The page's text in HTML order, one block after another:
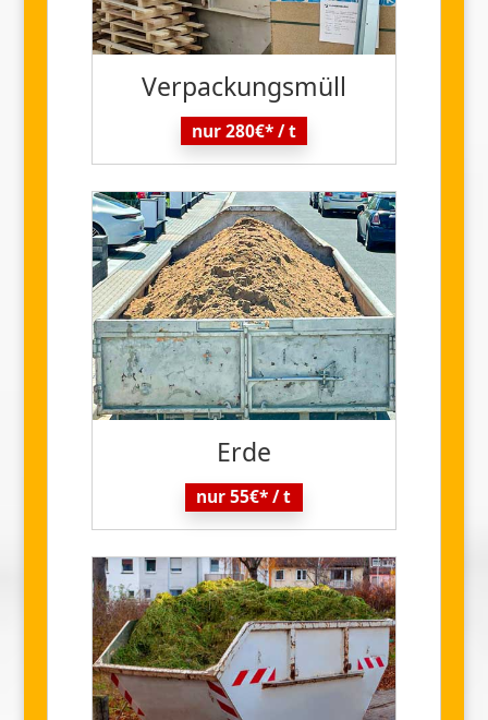
Verpackungsmüll
nur 280€* / t
Erde
nur 55€* / t